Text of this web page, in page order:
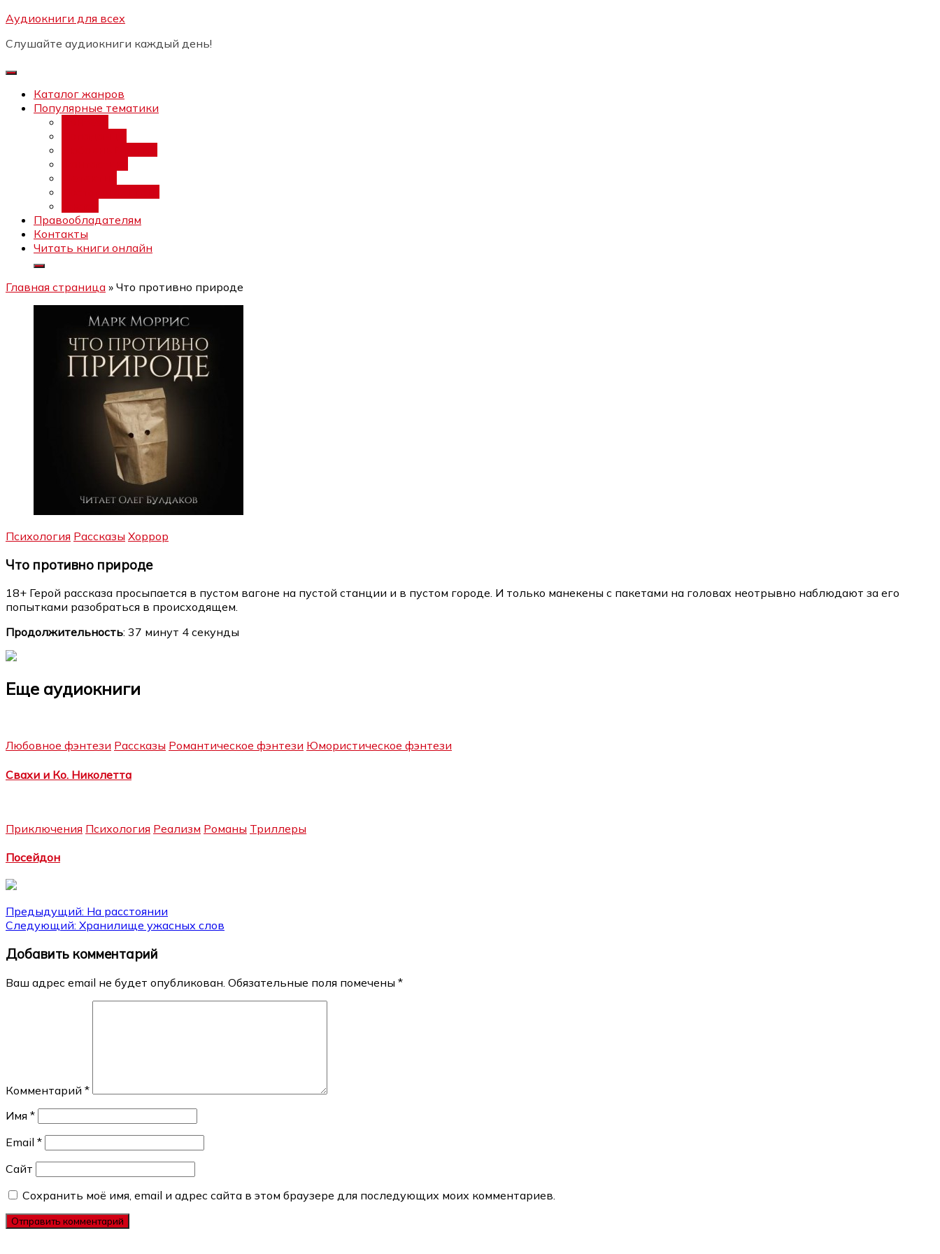
Перейти
содержимому
Аудиокниги для всех
Слушайте аудиокниги каждый день!
Каталог жанров
Популярные тематики
Правообладателям
Контакты
Читать книги онлайн
Главная страница » Что противно природе
Психология Рассказы Хоррор
Что противно природе
18+ Герой рассказа просыпается в пустом вагоне на пустой станции и в пустом городе. И только манекены с пакетами на головах неотрывно наблюдают за его
попытками разобраться в происходящем.
Продолжительность: 37 минут 4 секунды
Еще аудиокниги
Любовное фэнтези Рассказы Романтическое фэнтези Юмористическое фэнтези
Свахи и Ко. Николетта
Приключения Психология Реализм Романы Триллеры
Посейдон
Навигация
по
записям
Предыдущий: На расстоянии
Следующий: Хранилище ужасных слов
Добавить комментарий
Ваш адрес email не будет опубликован. Обязательные поля помечены *
Комментарий *
Имя *
Email *
Сайт
Сохранить моё имя, email и адрес сайта в этом браузере для последующих моих комментариев.